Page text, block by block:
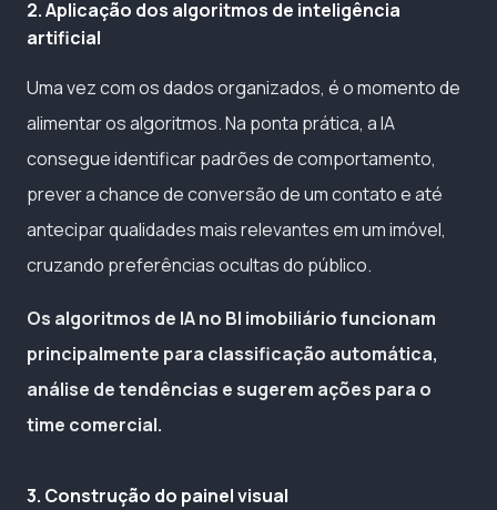
2. Aplicação dos algoritmos de inteligência
artificial
Uma vez com os dados organizados, é o momento de
alimentar os algoritmos. Na ponta prática, a IA
consegue identificar padrões de comportamento,
prever a chance de conversão de um contato e até
antecipar qualidades mais relevantes em um imóvel,
cruzando preferências ocultas do público.
Os algoritmos de IA no BI imobiliário funcionam
principalmente para classificação automática,
análise de tendências e sugerem ações para o
time comercial.
3. Construção do painel visual